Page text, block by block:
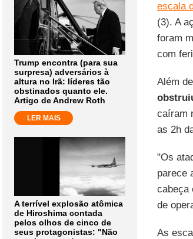
Trump encontra (para sua
surpresa) adversários à
altura no Irã: líderes tão
obstinados quanto ele.
Artigo de Andrew Roth
LER MAIS
A terrível explosão atômica
de Hiroshima contada
pelos olhos de cinco de
seus protagonistas: "Não
escala
(3). A
foram
com
Além
caíram
as 2h
"Os
parece
cabeça
de
As